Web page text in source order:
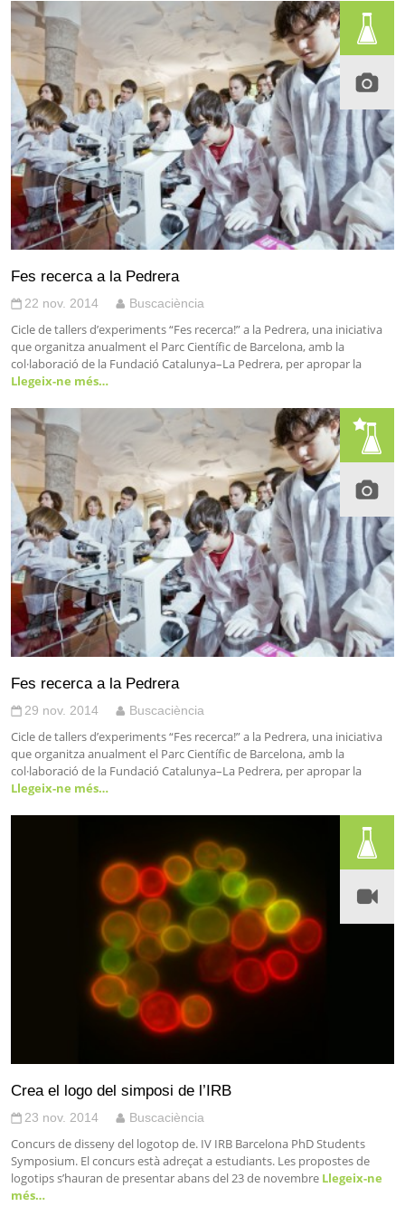
Fes recerca a la Pedrera
22 nov. 2014 Buscaciència
Cicle de tallers d’experiments “Fes recerca!” a la Pedrera, una iniciativa
que organitza anualment el Parc Científic de Barcelona, amb la
col·laboració de la Fundació Catalunya–La Pedrera, per apropar la
Llegeix-ne més…
Fes recerca a la Pedrera
29 nov. 2014 Buscaciència
Cicle de tallers d’experiments “Fes recerca!” a la Pedrera, una iniciativa
que organitza anualment el Parc Científic de Barcelona, amb la
col·laboració de la Fundació Catalunya–La Pedrera, per apropar la
Llegeix-ne més…
Crea el logo del simposi de l’IRB
23 nov. 2014 Buscaciència
Concurs de disseny del logotop de. IV IRB Barcelona PhD Students
Symposium. El concurs està adreçat a estudiants. Les propostes de
logotips s’hauran de presentar abans del 23 de novembre Llegeix-ne
més…